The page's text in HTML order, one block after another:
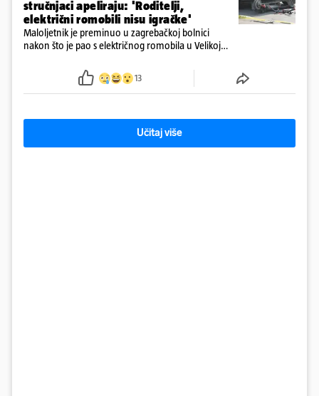
stručnjaci apeliraju: 'Roditelji,
električni romobili nisu igračke'
Maloljetnik je preminuo u zagrebačkoj bolnici
nakon što je pao s električnog romobila u Velikoj
13
Učitaj više